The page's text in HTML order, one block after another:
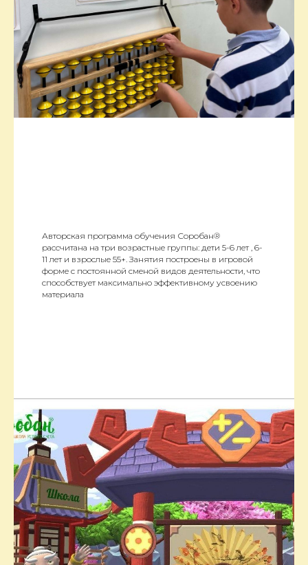
Авторская программа обучения Соробан®
рассчитана на три возрастные группы: дети 5-6 лет , 6-
11 лет и взрослые 55+. Занятия построены в игровой
форме с постоянной сменой видов деятельности, что
способствует максимально эффективному усвоению
материала